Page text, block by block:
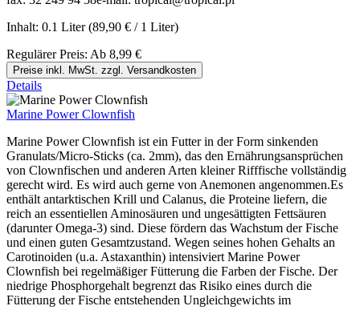
Inhalt: 0.1 Liter(89,90 € / 1 Liter)
Regulärer Preis: Ab 8,99 €
Preise inkl. MwSt. zzgl. Versandkosten
Details
Marine Power Clownfish
Marine Power Clownfish ist ein Futter in der Form sinkenden
Granulats/Micro-Sticks (ca. 2mm), das den Ernährungsansprüchen
von Clownfischen und anderen Arten kleiner Rifffische vollständig
gerecht wird. Es wird auch gerne von Anemonen angenommen.Es
enthält antarktischen Krill und Calanus, die Proteine liefern, die
reich an essentiellen Aminosäuren und ungesättigten Fettsäuren
(darunter Omega-3) sind. Diese fördern das Wachstum der Fische
und einen guten Gesamtzustand. Wegen seines hohen Gehalts an
Carotinoiden (u.a. Astaxanthin) intensiviert Marine Power
Clownfish bei regelmäßiger Fütterung die Farben der Fische. Der
niedrige Phosphorgehalt begrenzt das Risiko eines durch die
Fütterung der Fische entstehenden Ungleichgewichts im